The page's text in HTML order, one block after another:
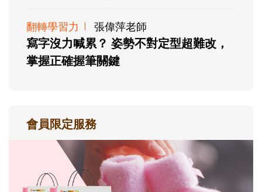
翻轉學習力 張偉萍老師
寫字沒力喊累？ 姿勢不對定型超難改，
掌握正確握筆關鍵
會員限定服務